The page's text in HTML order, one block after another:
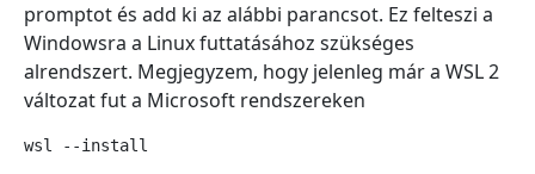
promptot és add ki az alábbi parancsot. Ez felteszi a
Windowsra a Linux futtatásához szükséges
alrendszert. Megjegyzem, hogy jelenleg már a WSL 2
változat fut a Microsoft rendszereken
wsl --install